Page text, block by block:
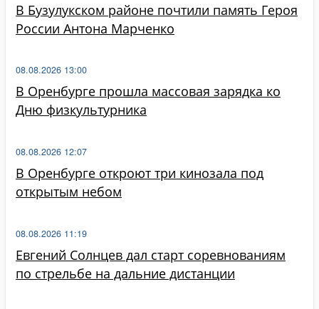
В Бузулукском районе почтили память Героя
России Антона Марченко
В Оренбурге прошла массовая зарядка ко
Дню физкультурника
08.08.2026 13:00
В Оренбурге откроют три кинозала под
открытым небом
08.08.2026 12:07
Евгений Солнцев дал старт соревнованиям
по стрельбе на дальние дистанции
08.08.2026 11:19